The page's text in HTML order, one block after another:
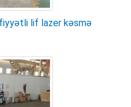
lif lazer kəsmə